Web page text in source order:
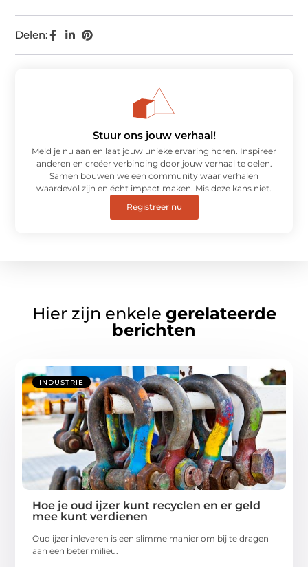
Delen:
Stuur ons jouw verhaal!
Meld je nu aan en laat jouw unieke ervaring horen. Inspireer
anderen en creëer verbinding door jouw verhaal te delen.
Samen bouwen we een community waar verhalen
waardevol zijn en écht impact maken. Mis deze kans niet.
Registreer nu
Hier zijn enkele gerelateerde
berichten
INDUSTRIE
Hoe je oud ijzer kunt recyclen en er geld
mee kunt verdienen
Oud ijzer inleveren is een slimme manier om bij te dragen
aan een beter milieu.